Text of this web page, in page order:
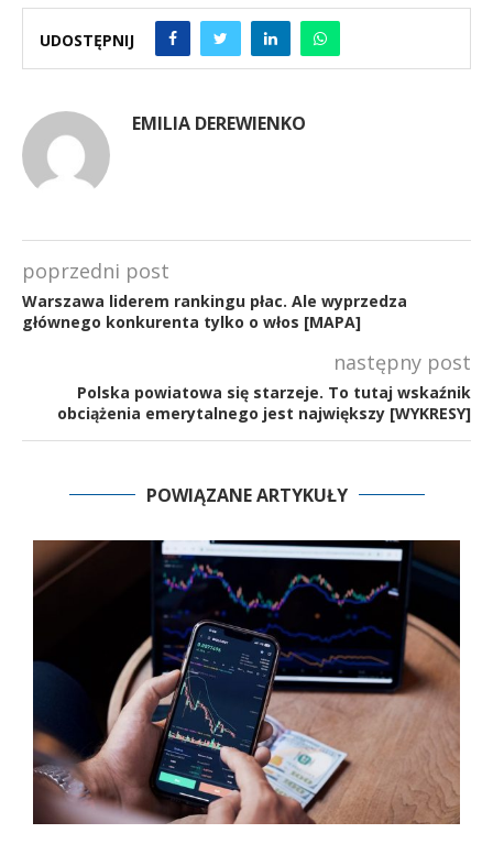
UDOSTĘPNIJ
EMILIA DEREWIENKO
poprzedni post
Warszawa liderem rankingu płac. Ale wyprzedza
głównego konkurenta tylko o włos [MAPA]
następny post
Polska powiatowa się starzeje. To tutaj wskaźnik
obciążenia emerytalnego jest największy [WYKRESY]
POWIĄZANE ARTYKUŁY